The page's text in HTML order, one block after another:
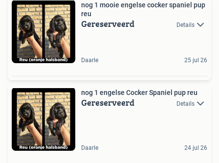
nog 1 mooie engelse cocker spaniel pup
reu
Gereserveerd Details
Daarle 25 jul 26
nog 1 engelse Cocker Spaniel pup reu
Gereserveerd Details
Daarle 24 jul 26